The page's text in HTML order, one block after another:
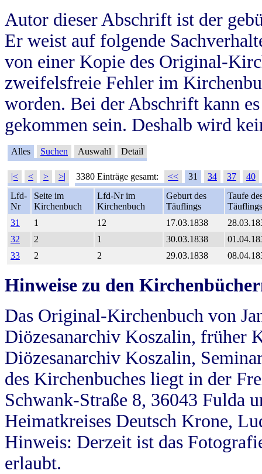
Autor dieser Abschrift ist der
Er weist auf folgende
von einer Kopie des Original-
zweifelsfreie Fehler im
worden. Bei der Abschrift kann
gekommen sein. Deshalb wird
Alles Suchen Auswahl Detail
|< < > >| 3380 Einträge gesamt: << 31 34 37
40
Lfd-
Nr
Seite im
Kirchenbuch
Lfd-Nr im
Kirchenbuch
Geburt des
Täuflings
Taufe
Täuflings
31
1 12 17.03.1838
32
2 1 30.03.1838
33
2 2 29.03.1838
Hinweise zu den
Das Original-Kirchenbuch von
Diözesanarchiv Koszalin, früher
Diözesanarchiv Koszalin,
des Kirchenbuches liegt in der
Schwank-Straße 8, 36043 Fulda
Heimatkreises Deutsch Krone,
Hinweis: Derzeit ist das
erlaubt.